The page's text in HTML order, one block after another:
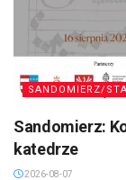
SANDOMIERZ/
Sandomierz:
katedrze
2026-08-07